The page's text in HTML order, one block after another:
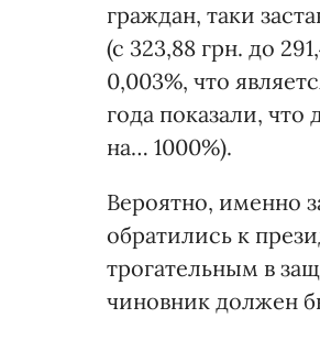
граждан, таки
(с 323,88 грн. до
0,003%, что
года показали,
на… 1000%).
Вероятно, именно
обратились к
трогательным в
чиновник должен